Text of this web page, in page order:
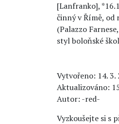
[Lanfranko],
činný v Římě,
(Palazzo
styl boloňské
Vytvořeno: 14. 3.
Aktualizováno:
Autor: -red-
Vyzkoušejte si s